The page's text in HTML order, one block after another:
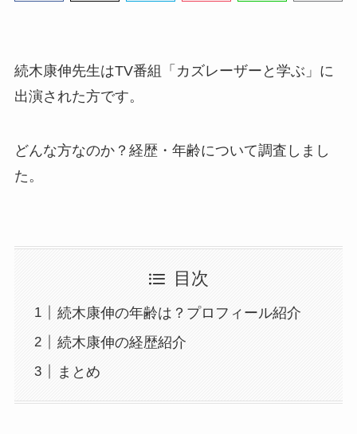
続木康伸先生はTV番組「カズレーザーと学ぶ」に
出演された方です。
どんな方なのか？経歴・年齢について調査しまし
た。
目次
続木康伸の年齢は？プロフィール紹介
続木康伸の経歴紹介
まとめ